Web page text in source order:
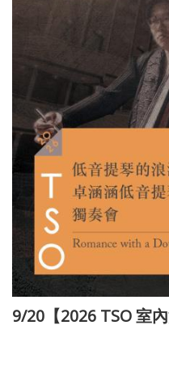
9/20【2026 TSO 室